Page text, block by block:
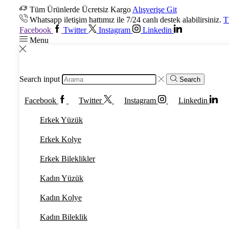
Tüm Ürünlerde Ücretsiz Kargo Alışverişe Git
Whatsapp iletişim hattımız ile 7/24 canlı destek alabilirsiniz.
Facebook
Twitter Instagram
Linkedin
Menu
Search input Search
Facebook Twitter Instagram Linkedin
Erkek Yüzük
Erkek Kolye
Erkek Bileklikler
Kadın Yüzük
Kadın Kolye
Kadın Bileklik